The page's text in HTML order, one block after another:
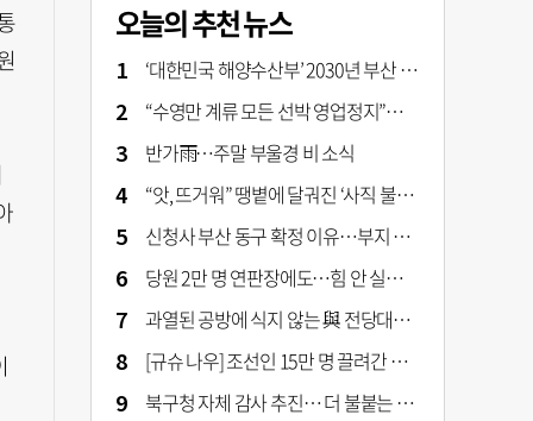
오늘의 추천 뉴스
‘대한민국 해양수산부’ 2030년 부산 북항시대 연다
“수영만 계류 모든 선박 영업정지”… 재개발 속도전
반가雨…주말 부울경 비 소식
“앗, 뜨거워” 땡볕에 달궈진 ‘사직 불가마’ 관중석 무려 70도
신청사 부산 동구 확정 이유…부지 용이성·접근성·집적 가능성이 운명 갈랐다 [해수부 북항 시대]
당원 2만 명 연판장에도…힘 안 실리는 ‘장동혁 사퇴’ 공세
과열된 공방에 식지 않는 與 전당대회… 호남·수도권 집중하는 후보들
[규슈 나우] 조선인 15만 명 끌려간 치쿠호 탄광… 대를 이은 진실 캐기
북구청 자체 감사 추진… 더 불붙는 북구 신청사 갈등